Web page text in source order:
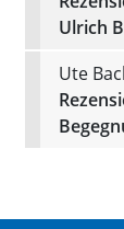
Ulrich
Ute